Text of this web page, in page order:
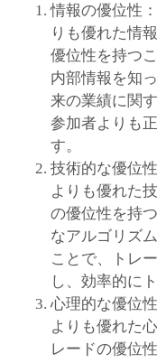
情報の優位性
りも優れた情
優位性を持つ
内部情報を知
来の業績に関
参加者よりも
す。
技術的な優位
よりも優れた
の優位性を持
なアルゴリズ
ことで、トレ
し、効率的に
心理的な優位
よりも優れた
レードの優位